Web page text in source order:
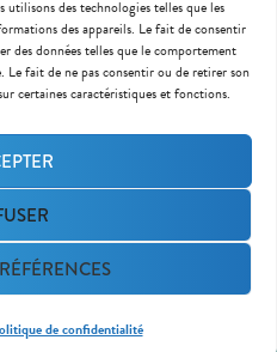
des technologies telles que les
des appareils. Le fait de consentir
des données telles que le comportement
fait de ne pas consentir ou de retirer son
certaines caractéristiques et fonctions.
de confidentialité
de Pierre
Air
– Studio PRINT WEB PHOTO VIDEO